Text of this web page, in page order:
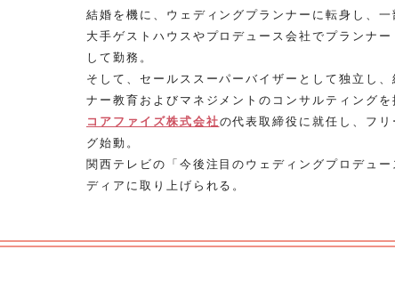
結婚を機に、ウェディングプランナーに転身し、
大手ゲストハウスやプロデュース会社でプランナー
して勤務。
そして、セールススーパーバイザーとして独立し
ナー教育およびマネジメントのコンサルティングを
コアファイズ株式会社の代表取締役に就任し、フ
グ始動。
関西テレビの「今後注目のウェディングプロデュー
ディアに取り上げられる。